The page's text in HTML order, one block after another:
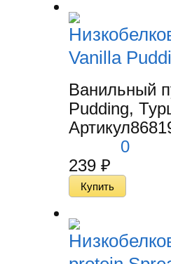
Vanilla
Ванильный
Pudding,
Артикул
0
239 ₽